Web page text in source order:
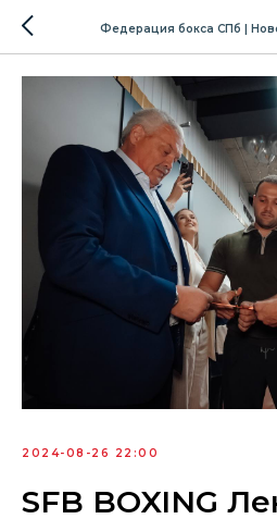
Федерация бокса СПб |
2024-08-26 22:00
SFB BOXING